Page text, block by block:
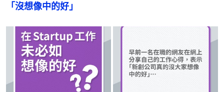
「沒想像中的好」